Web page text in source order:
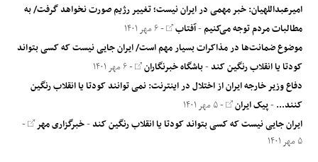
امیرعبداللهیان: خبر مهمی در ایران نیست؛ تغییر رژیم صورت نخواهد گرفت/ به
مطالبات مردم توجه می‌کنیم-آفتاب - ۶ مهر ۱۴۰۱
موضوع ضمانت‌ها در مذاکرات بسیار مهم است/ ایران جایی نیست که کسی بتواند
کودتا یا انقلاب رنگین کند-باشگاه خبرنگاران - ۶ مهر ۱۴۰۱
دفاع وزیر خارجه ایران از اختلال در اینترنت: نمی توانند کودتا یا انقلاب رنگین
کنند...-پیک ایران - ۵ مهر ۱۴۰۱
ایران جایی نیست که کسی بتواند کودتا یا انقلاب رنگین کند-خبرگزاری مهر -
۵ مهر ۱۴۰۱